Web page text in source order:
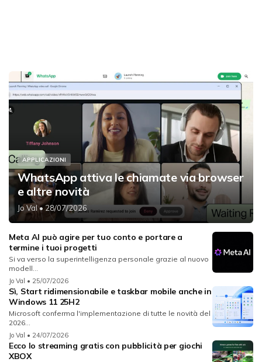
APPLICAZIONI
WhatsApp attiva le chiamate via browser
e altre novità
Jo Val• 28/07/2026
Meta AI può agire per tuo conto e portare a
termine i tuoi progetti
Si va verso la superintelligenza personale grazie al nuovo
modell...
Jo Val • 25/07/2026
Sì, Start ridimensionabile e taskbar mobile anche in
Windows 11 25H2
Microsoft conferma l'implementazione di tutte le novità del
2026...
Jo Val • 24/07/2026
Ecco lo streaming gratis con pubblicità per giochi
XBOX